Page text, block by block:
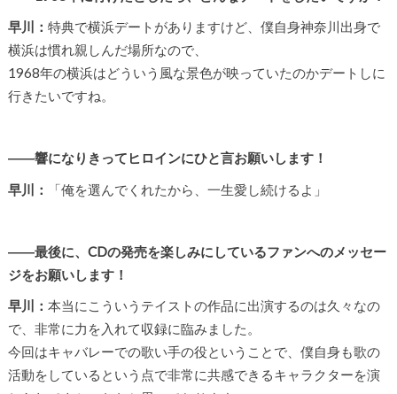
早川： 特典で横浜デートがありますけど、僕自身神奈川出身で
横浜は慣れ親しんだ場所なので、
1968年の横浜はどういう風な景色が映っていたのかデートしに
行きたいですね。
――響になりきってヒロインにひと言お願いします！
早川：
「俺を選んでくれたから、一生愛し続けるよ」
――最後に、CDの発売を楽しみにしているファンへのメッセー
ジをお願いします！
早川： 本当にこういうテイストの作品に出演するのは久々なの
で、非常に力を入れて収録に臨みました。
今回はキャバレーでの歌い手の役ということで、僕自身も歌の
活動をしているという点で非常に共感できるキャラクターを演